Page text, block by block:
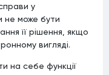
у
не може бути
її рішення, якщо
вигляді.
себе функції